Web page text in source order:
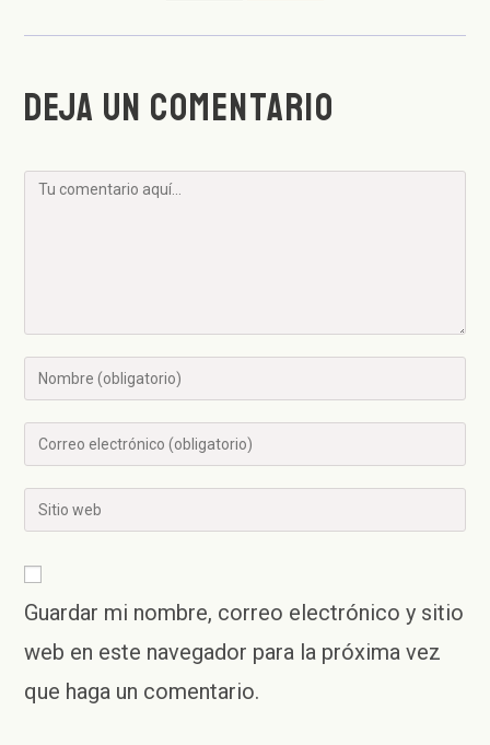
DEJA UN COMENTARIO
Comentario
Introducí
tu
nombre
de
usuario
comentar
Introducí
tu
dirección
de
electrónico
comentar
Introducí
la
de
tu
web
(opcional)
Guardar mi nombre, correo electrónico y sitio
web en este navegador para la próxima vez
que haga un comentario.